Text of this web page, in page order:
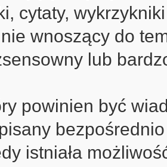
cytaty,
wnoszący do
lub
powinien być
istniała